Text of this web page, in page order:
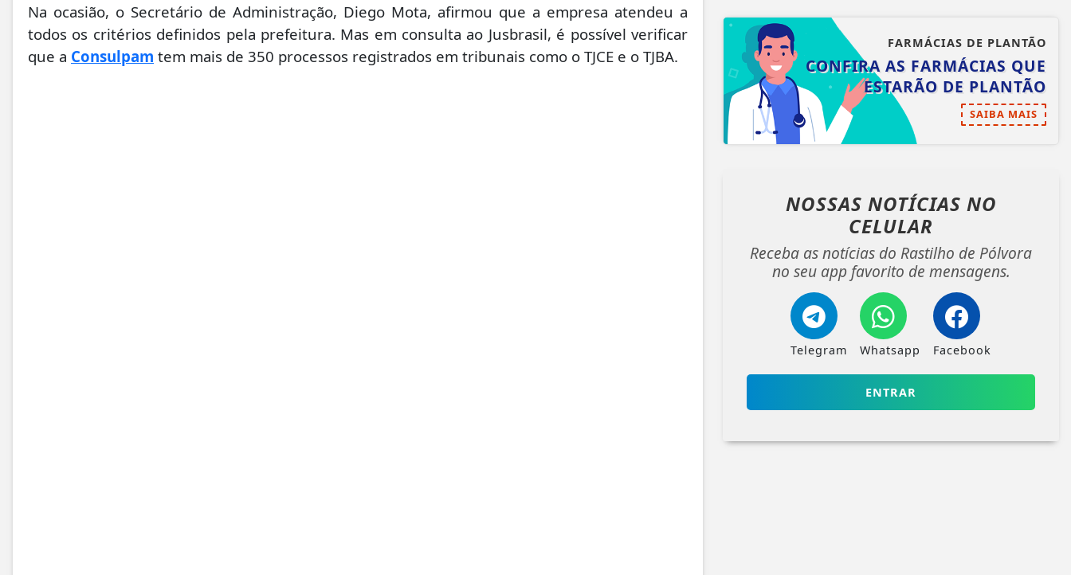
Na ocasião, o Secretário de Administração, Diego Mota, afirmou que a empresa atendeu a
todos os critérios definidos pela prefeitura. Mas em consulta ao Jusbrasil, é possível verificar
que a Consulpam tem mais de 350 processos registrados em tribunais como o TJCE e o TJBA.
FARMÁCIAS DE PLANTÃO
CONFIRA AS FARMÁCIAS QUE
ESTARÃO DE PLANTÃO
SAIBA MAIS
NOSSAS NOTÍCIAS NO
CELULAR
Receba as notícias do Rastilho de Pólvora
no seu app favorito de mensagens.
Telegram Whatsapp Facebook
ENTRAR